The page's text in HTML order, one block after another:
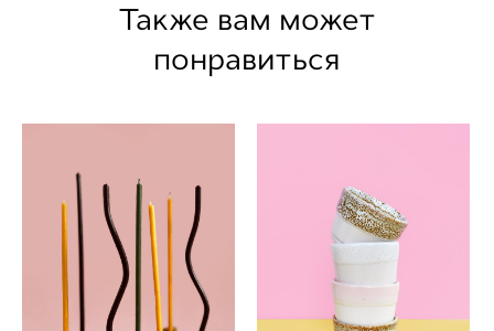
Также вам может
понравиться